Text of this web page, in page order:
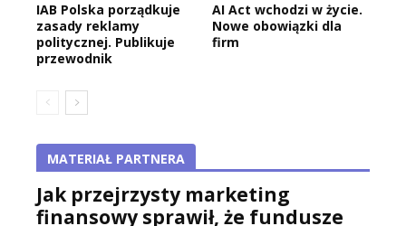
IAB Polska porządkuje
zasady reklamy
politycznej. Publikuje
przewodnik
AI Act wchodzi w życie.
Nowe obowiązki dla
firm
MATERIAŁ PARTNERA
Jak przejrzysty marketing
finansowy sprawił, że fundusze